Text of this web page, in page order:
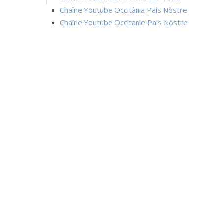
Chaîne Youtube Occitània País Nòstre
Chaîne Youtube Occitanie País Nòstre